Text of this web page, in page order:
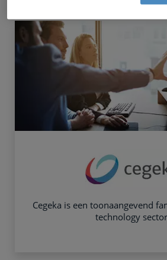
Cegeka is een toonaangevend
technology